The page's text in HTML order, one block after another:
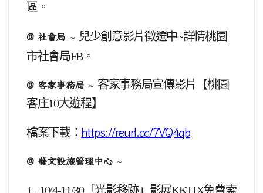
區。
@ 社會局 ~ 兒少創意影片徵選中~詳情桃園
市社會局FB。
@ 客家事務局 ~ 客家事務局宣傳影片【桃園
客庄10大遊程】
檔案下載： https://reurl.cc/7VQ4qb
@ 藝文設施管理中心 ~
1. 10/4-11/30「光影移跡」影展KKTIX免費索